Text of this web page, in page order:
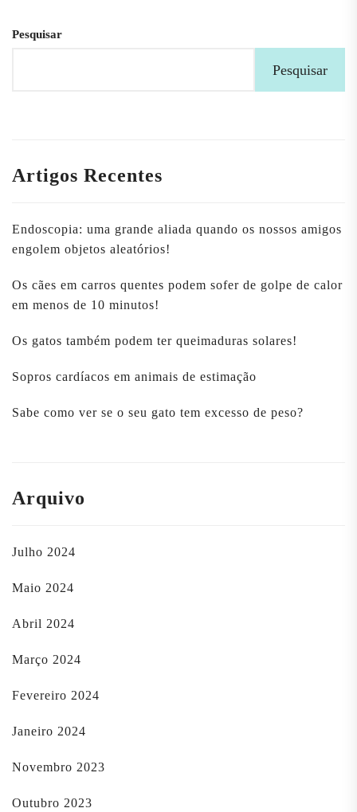
Pesquisar
Pesquisar
Artigos Recentes
Endoscopia: uma grande aliada quando os nossos amigos
engolem objetos aleatórios!
Os cães em carros quentes podem sofer de golpe de calor
em menos de 10 minutos!
Os gatos também podem ter queimaduras solares!
Sopros cardíacos em animais de estimação
Sabe como ver se o seu gato tem excesso de peso?
Arquivo
Julho 2024
Maio 2024
Abril 2024
Março 2024
Fevereiro 2024
Janeiro 2024
Novembro 2023
Outubro 2023